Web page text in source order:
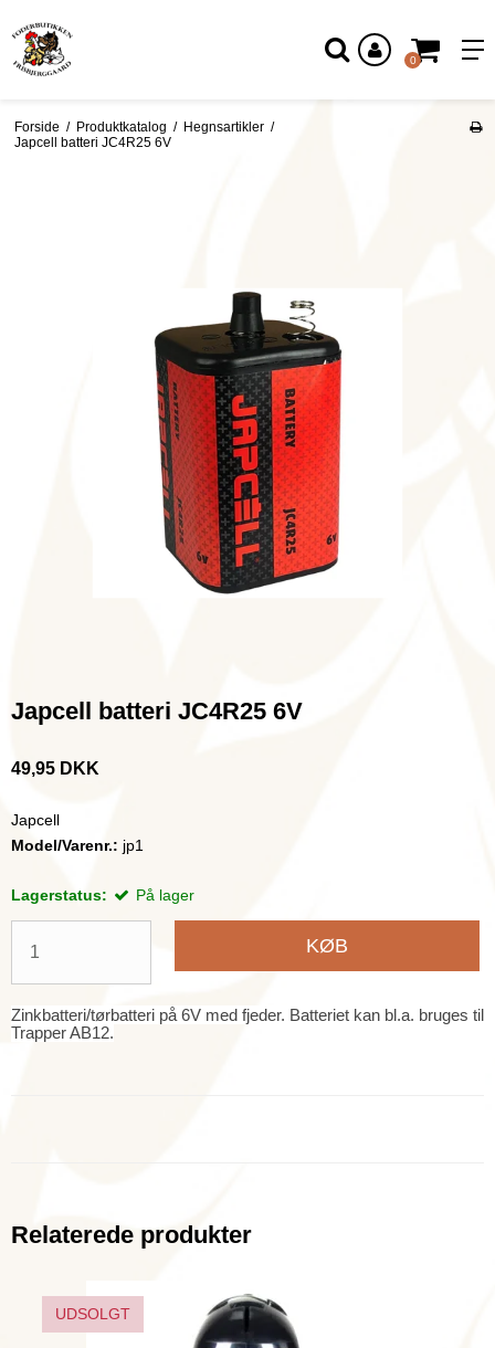
Log ind
0
Forside / Produktkatalog / Hegnsartikler /
Japcell batteri JC4R25 6V
Japcell batteri JC4R25 6V
49,95 DKK
Japcell
Model/Varenr.: jp1
Lagerstatus: På lager
KØB
Zinkbatteri/tørbatteri på 6V med fjeder. Batteriet kan bl.a. bruges til
Trapper AB12.
Relaterede produkter
UDSOLGT